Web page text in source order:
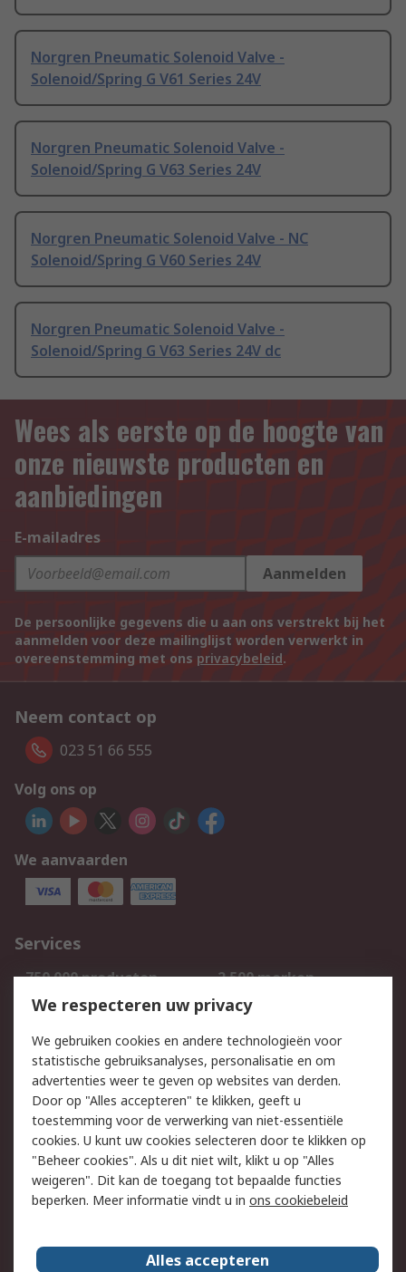
Norgren Pneumatic Solenoid Valve -
Solenoid/Spring G V61 Series 24V
Norgren Pneumatic Solenoid Valve -
Solenoid/Spring G V63 Series 24V
Norgren Pneumatic Solenoid Valve - NC
Solenoid/Spring G V60 Series 24V
Norgren Pneumatic Solenoid Valve -
Solenoid/Spring G V63 Series 24V dc
Wees als eerste op de hoogte van
onze nieuwste producten en
aanbiedingen
E-mailadres
Aanmelden
De persoonlijke gegevens die u aan ons verstrekt bij het
aanmelden voor deze mailinglijst worden verwerkt in
overeenstemming met ons privacybeleid.
Neem contact op
023 51 66 555
Volg ons op
We aanvaarden
Services
750.000 producten
2.500 merken
Bestellen
Inkoopoplossingen
Track & Trace
Wettelijk
Cookiebeleid
Email veiligheid
Privacybeleid
Websitevoorwaarden
Algemene
verkoopvoorwaarden
Over RS
We respecteren uw privacy
We gebruiken cookies en andere technologieën voor
statistische gebruiksanalyses, personalisatie en om
advertenties weer te geven op websites van derden.
Door op "Alles accepteren" te klikken, geeft u
toestemming voor de verwerking van niet-essentiële
cookies. U kunt uw cookies selecteren door te klikken op
"Beheer cookies". Als u dit niet wilt, klikt u op "Alles
weigeren". Dit kan de toegang tot bepaalde functies
beperken. Meer informatie vindt u in ons cookiebeleid
Alles accepteren